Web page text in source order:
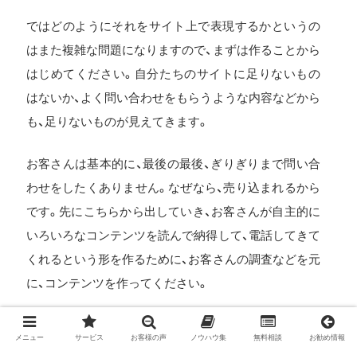
ではどのようにそれをサイト上で表現するかというの
はまた複雑な問題になりますので、まずは作ることから
はじめてください。自分たちのサイトに足りないもの
はないか、よく問い合わせをもらうような内容などから
も、足りないものが見えてきます。
お客さんは基本的に、最後の最後、ぎりぎりまで問い合
わせをしたくありません。なぜなら、売り込まれるから
です。先にこちらから出していき、お客さんが自主的に
いろいろなコンテンツを読んで納得して、電話してきて
くれるという形を作るために、お客さんの調査などを元
に、コンテンツを作ってください。
そうするとどんなサイトでもだいたい30～40、場合に
メニュー サービス お客様の声 ノウハウ集 無料相談 お勧め情報